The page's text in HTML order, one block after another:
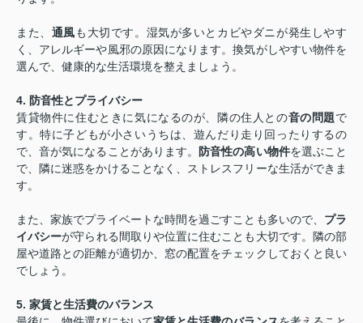
また、 通風も大切です。湿気が多いとカビやダニが発生しやす
く、アレルギーや風邪の原因になります。換気がしやすい物件を
選んで、健康的な生活環境を整えましょう。
4. 防音性とプライバシー
賃貸物件に住むときに気になるのが、隣の住人との音の問題で
す。特に子どもが小さいうちは、遊んだり走り回ったりするの
で、音が気になることがあります。
防音性の高い物件を選ぶこと
で、隣に迷惑をかけることなく、ストレスフリーな生活ができま
す。
また、家族でプライベートな時間を過ごすことも多いので、 プラ
イバシーが守られる間取りや位置に住むことも大切です。隣の部
屋や道路との距離が適切か、窓の配置をチェックしておくと良い
でしょう。
5. 家賃と生活費のバランス